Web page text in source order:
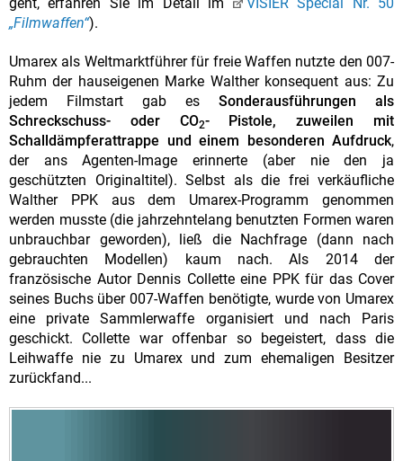
„Filmwaffen“).
Umarex als Weltmarktführer für freie Waffen nutzte den 007-
Ruhm der hauseigenen Marke Walther konsequent aus: Zu
jedem Filmstart gab es Sonderausführungen als
Schreckschuss- oder CO2- Pistole, zuweilen mit
Schalldämpferattrappe und einem besonderen Aufdruck,
der ans Agenten-Image erinnerte (aber nie den ja
geschützten Originaltitel). Selbst als die frei verkäufliche
Walther PPK aus dem Umarex-Programm genommen
werden musste (die jahrzehntelang benutzten Formen waren
unbrauchbar geworden), ließ die Nachfrage (dann nach
gebrauchten Modellen) kaum nach. Als 2014 der
französische Autor Dennis Collette eine PPK für das Cover
seines Buchs über 007-Waffen benötigte, wurde von Umarex
eine private Sammlerwaffe organisiert und nach Paris
geschickt. Collette war offenbar so begeistert, dass die
Leihwaffe nie zu Umarex und zum ehemaligen Besitzer
zurückfand...